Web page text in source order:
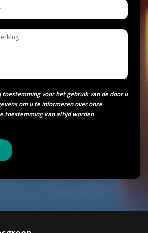
toestemming voor het gebruik van de door u
om u te informeren over onze
toestemming kan altijd worden